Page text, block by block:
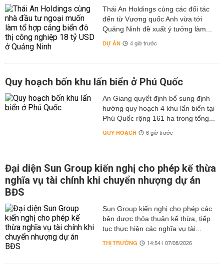
Thái An Holdings cùng các đối tác
đến từ Vương quốc Anh vừa tới
Quảng Ninh đề xuất ý tưởng làm...
DỰ ÁN 4 giờ trước
Quy hoạch bốn khu lấn biển ở Phú Quốc
An Giang quyết định bổ sung định
hướng quy hoạch 4 khu lấn biển tại
Phú Quốc rộng 161 ha trong tổng...
QUY HOẠCH 6 giờ trước
Đại diện Sun Group kiến nghị cho phép kế thừa
nghĩa vụ tài chính khi chuyển nhượng dự án
BĐS
Sun Group kiến nghị cho phép các
bên được thỏa thuận kế thừa, tiếp
tục thực hiện các nghĩa vụ tài...
THỊ TRƯỜNG 14:54 | 07/08/2026